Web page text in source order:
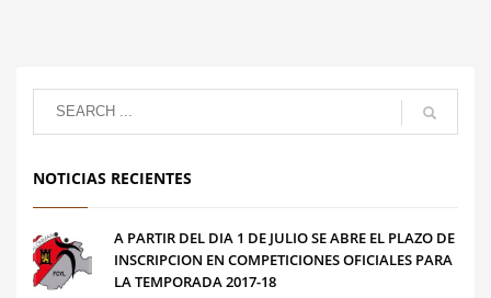
NOTICIAS RECIENTES
A PARTIR DEL DIA 1 DE JULIO SE ABRE EL PLAZO DE
INSCRIPCION EN COMPETICIONES OFICIALES PARA
LA TEMPORADA 2017-18